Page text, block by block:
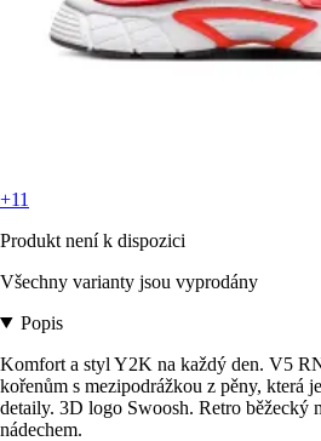
+11
Produkt není k dispozici
Všechny varianty jsou vyprodány
Popis
Komfort a styl Y2K na každý den. V5
kořenům s mezipodrážkou z pěny, která
detaily. 3D logo Swoosh. Retro běžecký
nádechem.